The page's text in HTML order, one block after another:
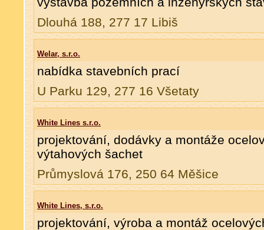
Dlouhá 188, 277 17 Libiš
Welar, s.r.o.
nabídka stavebních prací
U Parku 129, 277 16 Všetaty
White Lines s.r.o.
projektování, dodávky a montáže
výtahových šachet
Průmyslová 176, 250 64 Měšice
White Lines, s.r.o.
projektování, výroba a montáž